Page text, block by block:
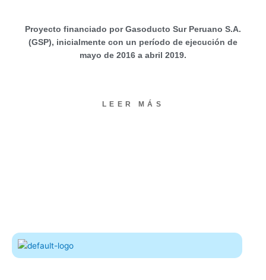
Proyecto financiado por Gasoducto Sur Peruano S.A.
(GSP), inicialmente con un período de ejecución de
mayo de 2016 a abril 2019.
LEER MÁS